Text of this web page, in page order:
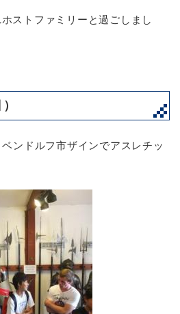
ストファミリーと過ごしまし
ンドルフ市ザインでアスレチッ